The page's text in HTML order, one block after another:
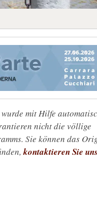
mit Hilfe
nicht die völlige
Sie können das
kontaktieren Sie uns